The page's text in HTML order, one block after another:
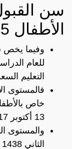
سن
الأطفال 1445
وفيما يخص
التعليم
فالمستوى
13 أكتوبر 2017 حتى 22 محرم 1440